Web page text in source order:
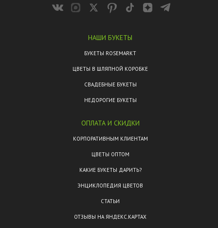
НАШИ БУКЕТЫ
БУКЕТЫ ROSEMARKT
ЦВЕТЫ В ШЛЯПНОЙ КОРОБКЕ
СВАДЕБНЫЕ БУКЕТЫ
НЕДОРОГИЕ БУКЕТЫ
ОПЛАТА И СКИДКИ
КОРПОРАТИВНЫМ КЛИЕНТАМ
ЦВЕТЫ ОПТОМ
КАКИЕ БУКЕТЫ ДАРИТЬ?
ЭНЦИКЛОПЕДИЯ ЦВЕТОВ
СТАТЬИ
ОТЗЫВЫ НА ЯНДЕКС.КАРТАХ